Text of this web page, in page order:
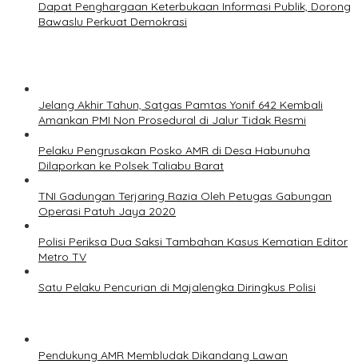
Dapat Penghargaan Keterbukaan Informasi Publik, Dorong
Bawaslu Perkuat Demokrasi
Jelang Akhir Tahun, Satgas Pamtas Yonif 642 Kembali
Amankan PMI Non Prosedural di Jalur Tidak Resmi
Pelaku Pengrusakan Posko AMR di Desa Habunuha
Dilaporkan ke Polsek Taliabu Barat
TNI Gadungan Terjaring Razia Oleh Petugas Gabungan
Operasi Patuh Jaya 2020
Polisi Periksa Dua Saksi Tambahan Kasus Kematian Editor
Metro TV
Satu Pelaku Pencurian di Majalengka Diringkus Polisi
Pendukung AMR Membludak Dikandang Lawan